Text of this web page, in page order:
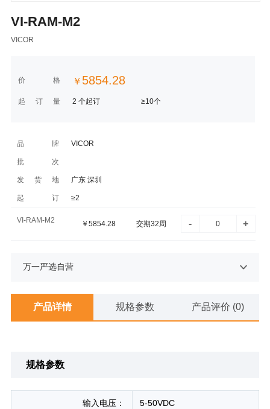
VI-RAM-M2
VICOR
价格 ￥ 5854.28
起订量 2 个起订 ≥10个
品牌 VICOR
批次
发货地 广东 深圳
起订 ≥2
VI-RAM-M2 ￥ 5854.28 交期32周 - +
万一严选自营
产品详情 规格参数 产品评价 (0)
规格参数
输入电压： 5-50VDC